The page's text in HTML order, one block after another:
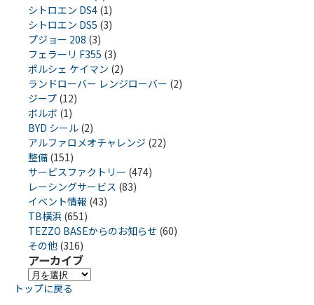
シトロエン DS4 (1)
シトロエン DS5 (3)
プジョー 208 (3)
フェラーリ F355 (3)
ポルシェ ケイマン (2)
ランドローバー レンジローバー (2)
ジープ (12)
ボルボ (1)
BYD シール (2)
アルファロメオチャレンジ (22)
整備 (151)
サービスファクトリー (474)
レーシングサービス (83)
イベント情報 (43)
TB横浜 (651)
TEZZO BASEからのお知らせ (60)
その他 (316)
アーカイブ
ア
ー
トップに戻る